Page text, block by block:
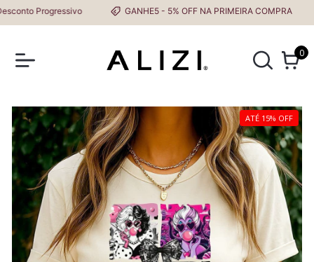
Progressivo GANHE5 - 5% OFF NA PRIMEIRA COMPRA
0
ATÉ 15% OFF